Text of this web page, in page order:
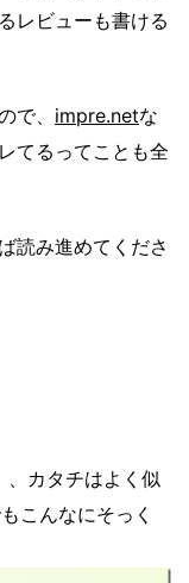
レビューも書ける
で、 impre.netな
てるってことも全
読み進めてくださ
、カタチはよく似
こんなにそっく